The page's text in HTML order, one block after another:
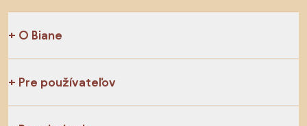
O Biane
Pre používateľov